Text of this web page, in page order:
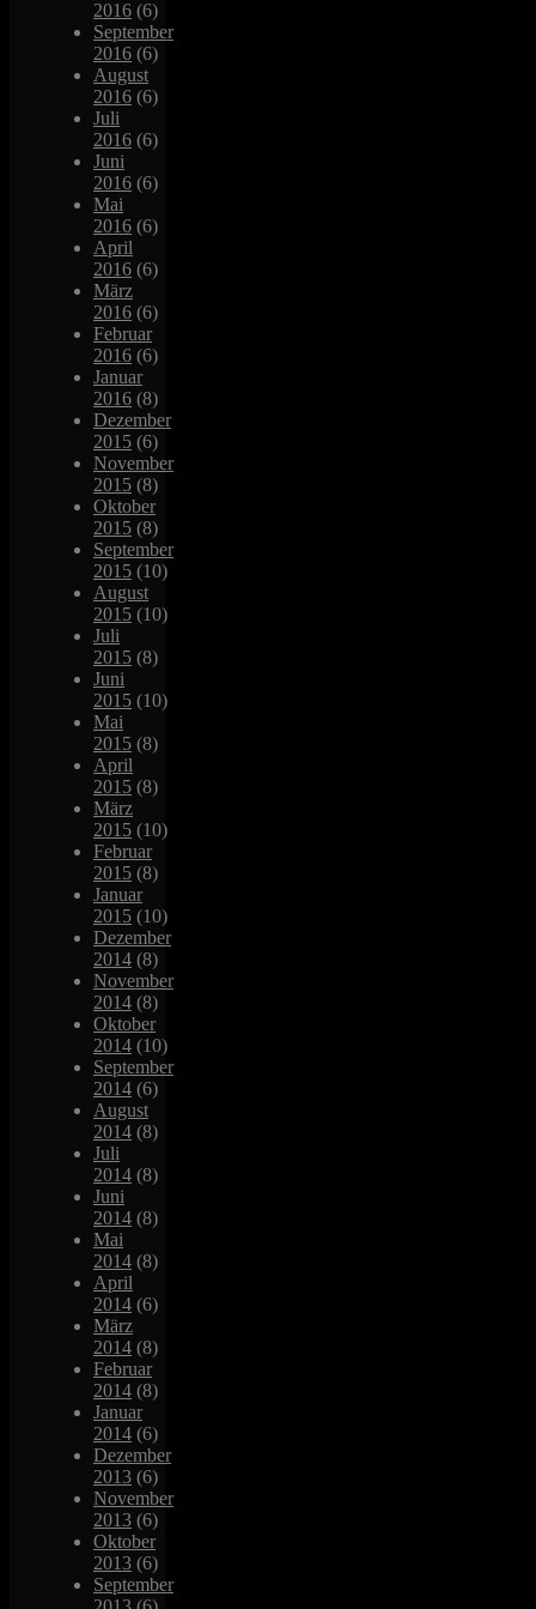
2016 (6)
September
2016 (6)
August
2016 (6)
Juli
2016 (6)
Juni
2016 (6)
Mai
2016 (6)
April
2016 (6)
März
2016 (6)
Februar
2016 (6)
Januar
2016 (8)
Dezember
2015 (6)
November
2015 (8)
Oktober
2015 (8)
September
2015 (10)
August
2015 (10)
Juli
2015 (8)
Juni
2015 (10)
Mai
2015 (8)
April
2015 (8)
März
2015 (10)
Februar
2015 (8)
Januar
2015 (10)
Dezember
2014 (8)
November
2014 (8)
Oktober
2014 (10)
September
2014 (6)
August
2014 (8)
Juli
2014 (8)
Juni
2014 (8)
Mai
2014 (8)
April
2014 (6)
März
2014 (8)
Februar
2014 (8)
Januar
2014 (6)
Dezember
2013 (6)
November
2013 (6)
Oktober
2013 (6)
September